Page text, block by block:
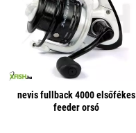
nevis fullback 4000 elsőfékes
feeder orsó